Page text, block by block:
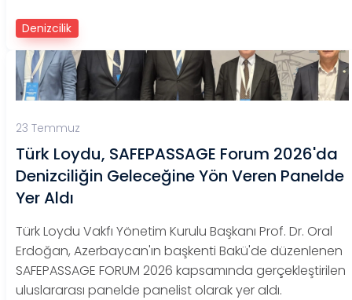
Denizcilik
23 Temmuz
Türk Loydu, SAFEPASSAGE Forum 2026'da
Denizciliğin Geleceğine Yön Veren Panelde
Yer Aldı
Türk Loydu Vakfı Yönetim Kurulu Başkanı Prof. Dr. Oral
Erdoğan, Azerbaycan'ın başkenti Bakü'de düzenlenen
SAFEPASSAGE FORUM 2026 kapsamında gerçekleştirilen
uluslararası panelde panelist olarak yer aldı.